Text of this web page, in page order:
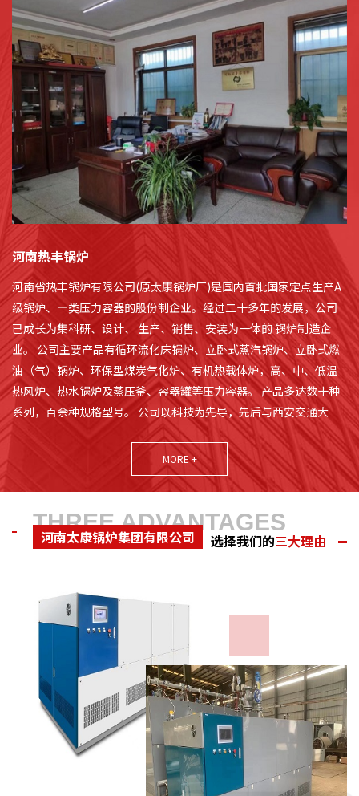
河南热丰锅炉
河南省热丰锅炉有限公司(原太康锅炉厂)是国内首批国家定点生产A
级锅炉、—类压力容器的股份制企业。经过二十多年的发展，公司
已成长为集科研、设计、 生产、销售、安装为一体的 锅炉制造企
业。 公司主要产品有循环流化床锅炉、立卧式蒸汽锅炉、立卧式燃
油（气）锅炉、环保型煤炭气化炉、有机热载体炉，高、中、低温
热风炉、热水锅炉及蒸压釜、容器罐等压力容器。 产品多达数十种
系列，百余种规格型号。 公司以科技为先导，先后与西安交通大
学、清华大学联姻，不断充实公司的技术实力，保持在国内同行业
中产品制造具有较高的创新能力和技术研发能力。本着诚实守信为
立足之根本，以 用户的需求为追求目标，公司多次荣获河南省诚信
守法企业、质量信得过企业、河南省重点保护企业、连续五年河南
省守合同重信用企业、国家农业部质量达标企业、机械部全国产品
质量检验合格 企业、河南省技术监督局锅炉协会会员、河南省环境
MORE +
THREE ADVANTAGES
河南太康锅炉集团有限公司 选择我们的三大理由